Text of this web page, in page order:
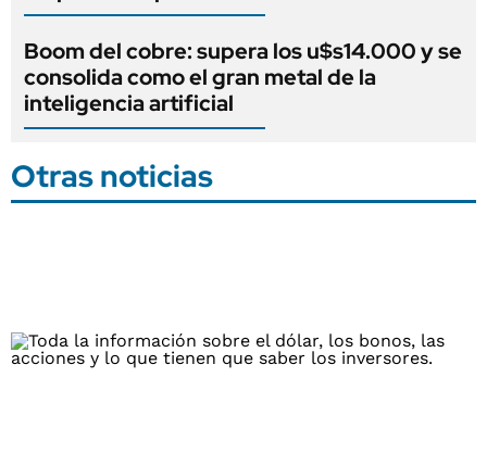
Boom del cobre: supera los u$s14.000 y se
consolida como el gran metal de la
inteligencia artificial
Otras noticias